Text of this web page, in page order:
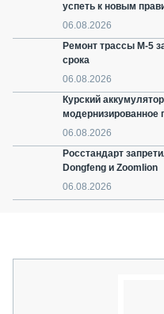
успеть к новым
06.08.2026
Ремонт трассы М-5
срока
06.08.2026
Курский
модернизированное
06.08.2026
Росстандарт
Dongfeng и Zoomlion
06.08.2026